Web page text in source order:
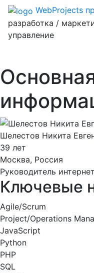
WebProjects
разработка /
управление
Шелестов Никита
39 лет
Москва, Россия
Руководитель
Ключевые
Agile/Scrum
Project/Operations
JavaScript
Python
PHP
SQL